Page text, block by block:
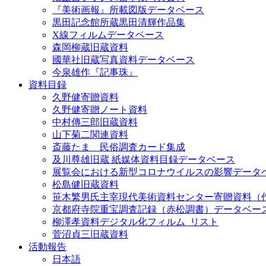
『美術画報』所載図版データベース
黒田記念館所蔵黒田清輝作品集
X線フィルムデータベース
森岡柳蔵旧蔵資料
國華社旧蔵写真資料データベース
今泉雄作『記事珠』
資料目録
久野健寄贈資料
久野健寄贈ノート資料
中村傳三郎旧蔵資料
山下菊二関連資料
斎藤たま 民俗調査カード集成
及川尊雄旧蔵 紙媒体資料目録データベース
展覧会における新型コロナウイルスの影響データ
松島健旧蔵資料
笹木繁男氏主宰現代美術資料センター寄贈資料（
京都府寺院重宝調査記録（赤松調書）データベー
柳澤孝資料デジタル化フィルム_リスト
菅沼貞三旧蔵資料
活動報告
日本語